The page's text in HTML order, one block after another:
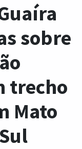
sobre
trecho
Mato